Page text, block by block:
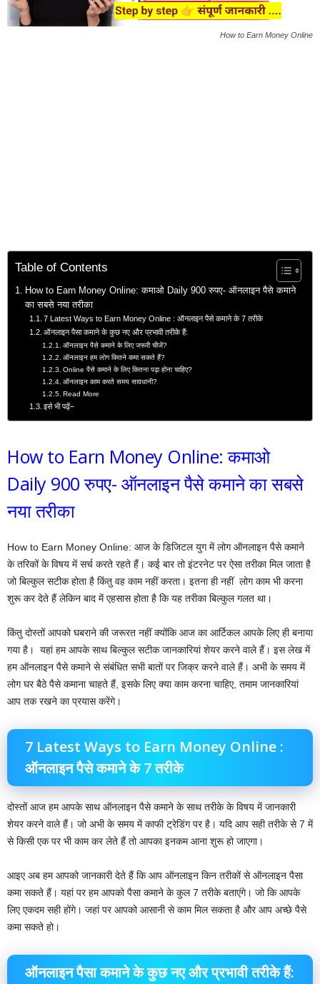
How to Earn Money Online
Table of Contents
How to Earn Money Online: कमाओ Daily 900 रुपए- ऑनलाइन पैसे कमाने
का सबसे नया तरीका
7 Latest Ways to Earn Money Online : ऑनलाइन पैसे कमाने के 7 तरीके
ऑनलाइन पैसा कमाने के कुछ नए और प्रभावी तरीके हैं:
ऑनलाइन पैसे कमाने के लिए जरूरी चीजें?
ऑनलाइन हम लोग कितने कमा सकते हैं?
Online पैसे कमाने के लिए कितना पढ़ा होना चाहिए?
ऑनलाइन काम करते समय सावधानी?
Read More
इसे भी पढ़ें–
How to Earn Money Online: कमाओ
Daily 900 रुपए- ऑनलाइन पैसे कमाने का सबसे
नया तरीका
How to Earn Money Online: आज के डिजिटल युग में लोग ऑनलाइन पैसे कमाने
के तरिकों के विषय में सर्च करते रहते हैं। कई बार तो इंटरनेट पर ऐसा तरीका मिल जाता है
जो बिल्कुल सटीक होता है किंतु वह काम नहीं करता। इतना ही नहीं लोग काम भी करना
शुरू कर देते हैं लेकिन बाद में एहसास होता है कि यह तरीका बिल्कुल गलत था।
किंतु दोस्तों आपको घबराने की जरूरत नहीं क्योंकि आज का आर्टिकल आपके लिए ही बनाया
गया है। ‌ यहां हम आपके साथ बिल्कुल सटीक जानकारियां शेयर करने वाले हैं। इस लेख में
हम ऑनलाइन पैसे कमाने से संबंधित सभी बातों पर जिक्र करने वाले हैं। अभी के समय में
लोग घर बैठे पैसे कमाना चाहते हैं, इसके लिए क्या काम करना चाहिए, तमाम जानकारियां
आप तक रखने का प्रयास करेंगे।
7 Latest Ways to Earn Money Online :
ऑनलाइन पैसे कमाने के 7 तरीके
दोस्तों आज हम आपके साथ ऑनलाइन पैसे कमाने के साथ तरीके के विषय में जानकारी
शेयर करने वाले हैं। जो अभी के समय में काफी ट्रेडिंग पर है। यदि आप सही तरीके से 7 में
से किसी एक पर भी काम कर लेते हैं तो आपका इनकम आना शुरू हो जाएगा।
आइए अब हम आपको जानकारी देते हैं कि आप ऑनलाइन किन तरीकों से ऑनलाइन पैसा
कमा सकते हैं। यहां पर हम आपको पैसा कमाने के कुल 7 तरीके बताएंगे। जो कि आपके
लिए एकदम सही होंगे। जहां पर आपको आसानी से काम मिल सकता है और आप अच्छे पैसे
कमा सकते हो।
ऑनलाइन पैसा कमाने के कुछ नए और प्रभावी तरीके हैं: